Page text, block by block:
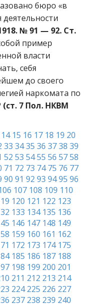
бюро «в
№ 91 — 92. Ст.
пример
власти
себя
до своего
наркомата по
(ст. 7 Пол. НКВМ
14 15 16 17 18 19 20
33 3435 36 3738 39
52 53 5455 56 5758
71 72 73 74 75 76 77
90 91 92 93 9495 96
107 108 109 110
120 121 122 123
133 134 135 136
146 147 148 149
159 160 161 162
172 173 174 175
185 186 187 188
198 199 200 201
211 212 213 214
224 225 226 227
237 238 239 240